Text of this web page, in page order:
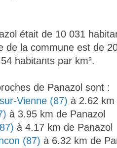
était de 10 031
de la commune est de
habitants par km².
de Panazol sont :
Vienne (87) à 2.62 km
à 3.95 km de Panazol
à 4.17 km de Panazol
(87) à 6.32 km de